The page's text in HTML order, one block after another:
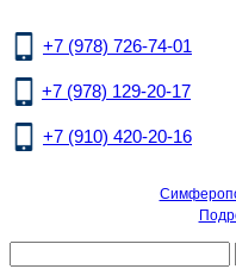
+7 (978) 726-74-01
+7 (978) 129-20-17
+7 (910) 420-20-16